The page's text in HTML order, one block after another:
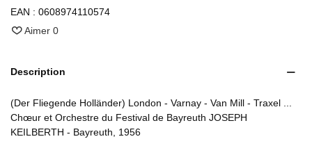
EAN : 0608974110574
Aimer 0
Description
(Der Fliegende Holländer) London - Varnay - Van Mill - Traxel ...
Chœur et Orchestre du Festival de Bayreuth JOSEPH
KEILBERTH - Bayreuth, 1956